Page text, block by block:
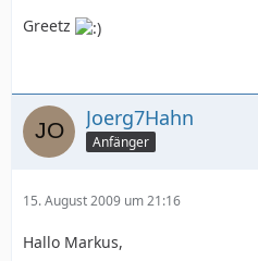
Greetz
Joerg7Hahn
Anfänger
15. August 2009 um 21:16
Hallo Markus,